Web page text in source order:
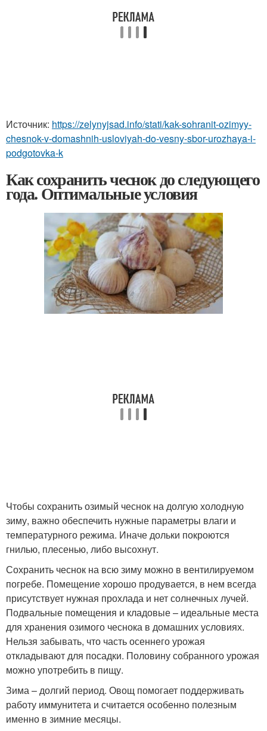
Источник: https://zelynyjsad.info/stati/kak-sohranit-ozimyy-
chesnok-v-domashnih-usloviyah-do-vesny-sbor-urozhaya-i-
podgotovka-k
Как сохранить чеснок до следующего
года. Оптимальные условия
Чтобы сохранить озимый чеснок на долгую холодную
зиму, важно обеспечить нужные параметры влаги и
температурного режима. Иначе дольки покроются
гнилью, плесенью, либо высохнут.
Сохранить чеснок на всю зиму можно в вентилируемом
погребе. Помещение хорошо продувается, в нем всегда
присутствует нужная прохлада и нет солнечных лучей.
Подвальные помещения и кладовые – идеальные места
для хранения озимого чеснока в домашних условиях.
Нельзя забывать, что часть осеннего урожая
откладывают для посадки. Половину собранного урожая
можно употребить в пищу.
Зима – долгий период. Овощ помогает поддерживать
работу иммунитета и считается особенно полезным
именно в зимние месяцы.